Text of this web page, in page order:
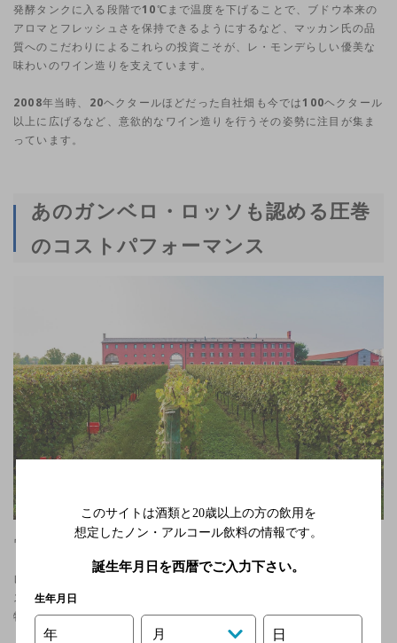
発酵タンクに入る段階で10℃まで温度を下げることで、ブドウ本来の
アロマとフレッシュさを保持できるようにするなど、マッカン氏の品
質へのこだわりによるこれらの投資こそが、レ・モンデらしい優美な
味わいのワイン造りを支えています。
2008年当時、20ヘクタールほどだった自社畑も今では100ヘクタール
以上に広げるなど、意欲的なワイン造りを行うその姿勢に注目が集ま
っています。
あのガンベロ・ロッソも認める圧巻
のコストパフォーマンス
レ・モンデ社のワインは国内外から評価が高く、またその圧倒的なコ
ストパフォーマンスでも注目されています。
特にピノ・ビアンコは、リーズナブルな価格ながら、ワインガイド
「ガンベロ・ロッソ誌」で何度も最高評価トレ・ビッキエーリを受賞
ワイナリーの周りに広がるブドウ畑
このサイトは酒類と20歳以上の方の飲用を
想定したノン・アルコール飲料の情報です。
誕生年月日を西暦でご入力下さい。
生年月日
年 月 日